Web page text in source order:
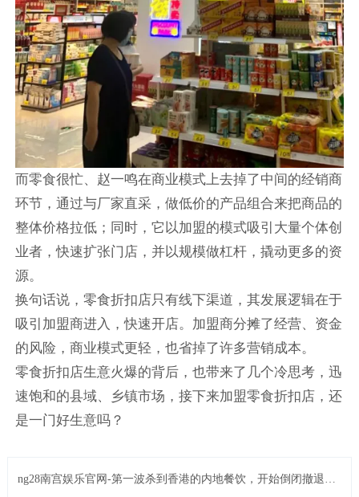
而零食很忙、赵一鸣在商业模式上去掉了中间的经销商
环节，通过与厂家直采，做低价的产品组合来把商品的
整体价格拉低；同时，它以加盟的模式吸引大量个体创
业者，快速扩张门店，并以规模做杠杆，撬动更多的资
源。
换句话说，零食折扣店只有线下渠道，其发展逻辑在于
吸引加盟商进入，快速开店。加盟商分摊了经营、资金
的风险，商业模式更轻，也省掉了许多营销成本。
零食折扣店生意火爆的背后，也带来了几个冷思考，迅
速饱和的县域、乡镇市场，接下来加盟零食折扣店，还
是一门好生意吗？
ng28南宫娱乐官网-第一波杀到香港的内地餐饮，开始倒闭撤退